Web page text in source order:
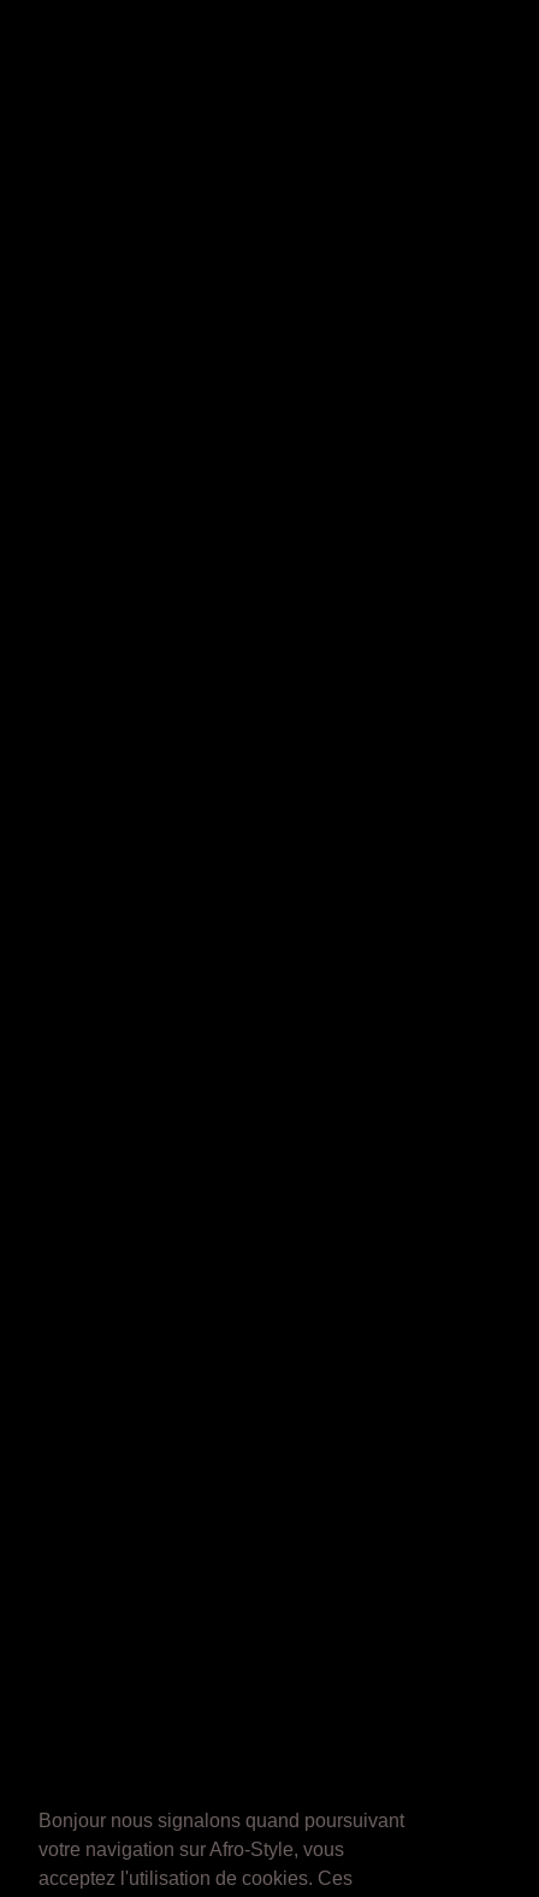
Bonjour nous signalons quand poursuivant
votre navigation sur Afro-Style, vous
acceptez l'utilisation de cookies. Ces